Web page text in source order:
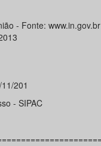
- Fonte: www.in.gov.br
201
- SIPAC